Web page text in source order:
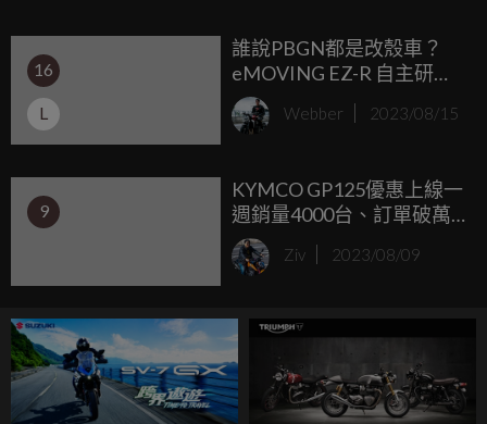
這次輪到Monkey、MSX獲得汽缸改裝升級了！
16
L
誰說PBGN都是改殼車？
eMOVING EZ-R 自主研發
馬達 車架。鎖定125運動油
車的熱血電車 99,900元起
Webber 2023/08/15
9
KYMCO GP125優惠上線一
週銷量4000台、訂單破萬
台！生產線火力全開，柯
俊斌執行長視察應援
Ziv 2023/08/09